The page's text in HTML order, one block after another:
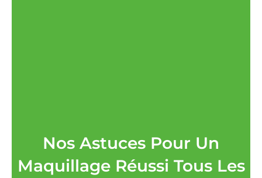
Nos Astuces Pour Un
Maquillage Réussi Tous Les